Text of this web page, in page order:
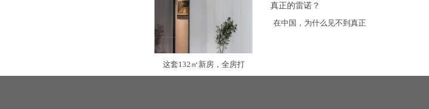
这套132㎡新房，全房打
在中国，为什么见不到真正